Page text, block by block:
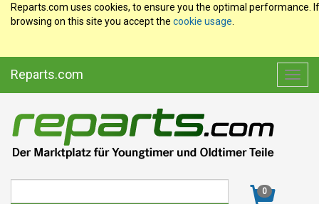
Reparts.com uses cookies, to ensure you the optimal performance.
browsing on this site you accept the cookie usage
Reparts.com
0